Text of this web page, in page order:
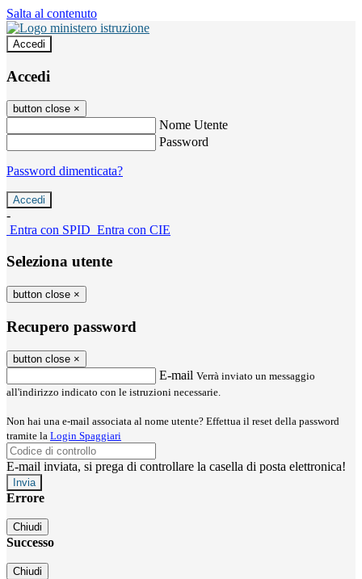
Salta al contenuto
Accedi
Accedi
button close ×
Nome Utente
Password
Password dimenticata?
-
Entra con SPID Entra con CIE
Seleziona utente
button close ×
Recupero password
button close ×
E-mail Verrà inviato un messaggio
all'indirizzo indicato con le istruzioni necessarie.
Non hai una e-mail associata al nome utente? Effettua il reset della password
tramite la Login Spaggiari
E-mail inviata, si prega di controllare la casella di posta elettronica!
Errore
Chiudi
Successo
Chiudi